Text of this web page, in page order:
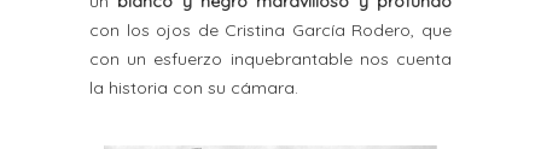
con los ojos de Cristina García Rodero, que
con un esfuerzo inquebrantable nos cuenta
la historia con su cámara.